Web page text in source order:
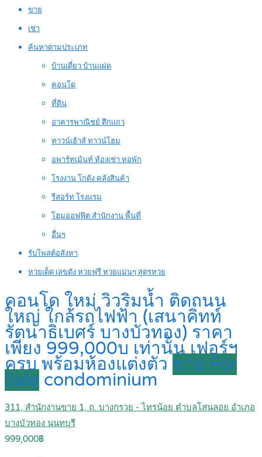
ขาย
เช่า
ค้นหาตามประเภท
บ้านเดี่ยว บ้านแฝด
คอนโด
ที่ดิน
อาคารพาณิชย์ ตึกแถว
ทาวน์เฮ้าส์ ทาวน์โฮม
อพาร์ทเม้นท์ ห้องเช่า หอพัก
โรงงาน โกดัง คลังสินค้า
รีสอร์ท โรงแรม
โฮมออฟฟิต สำนักงาน พื้นที่
อื่นๆ
รับโพสต์อสังหา
หวยเด็ด เลขดัง หวยฟรี หวยแม่นๆ สูตรหวย
คอนโด ใหม่ วิวริมน้ำ ติดถนน
ใหญ่ ใกล้รถไฟฟ้า (เสนาคิทท์
รัตนาธิเบศร์ บางบัวทอง) ราคา
เพียง 999,000บ เท่านั้น เฟอร์ฯ
ครบ พร้อมห้องแต่งตัว ขาย For
Sale condominium
311, สำนักงานขาย 1, ถ. บางกรวย - ไทรน้อย ตำบลโสนลอย อำเภอ
บางบัวทอง นนทบุรี
999,000฿